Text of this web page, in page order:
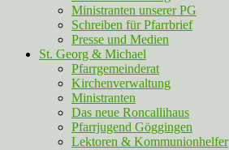
Ministranten unserer PG
Schreiben für Pfarrbrief
Presse und Medien
St. Georg & Michael
Pfarrgemeinderat
Kirchenverwaltung
Ministranten
Das neue Roncallihaus
Pfarrjugend Göggingen
Lektoren & Kommunionhelfer